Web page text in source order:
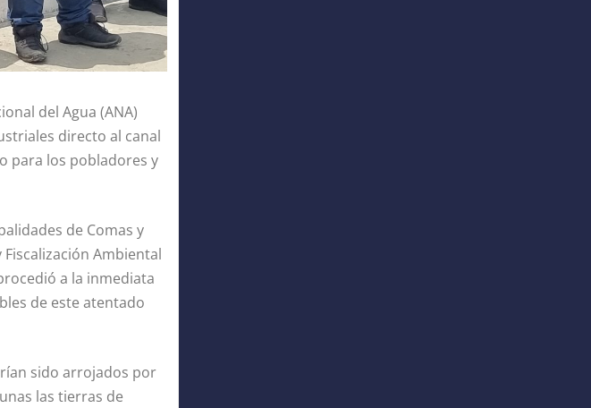
del Agua (ANA)
directo al canal
para los pobladores y
de Comas y
Ambiental
a la inmediata
de este atentado
sido arrojados por
las tierras de